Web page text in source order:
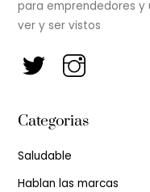
para emprendedores y
ver y ser vistos
Categorias
Saludable
Hablan las marcas